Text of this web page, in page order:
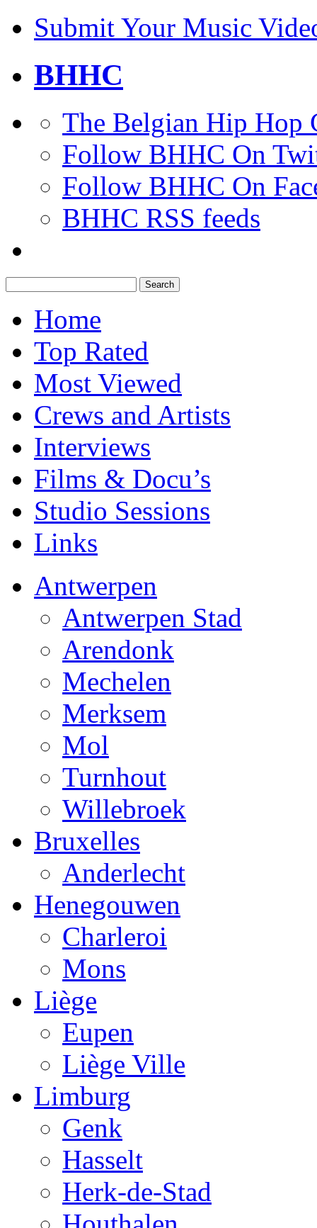
Submit Your Music
BHHC
The Belgian Hip Hop
Follow BHHC On
Follow BHHC On
BHHC RSS feeds
for:
Home
Top Rated
Most Viewed
Crews and Artists
Interviews
Films & Docu’s
Studio Sessions
Links
Antwerpen
Antwerpen Stad
Arendonk
Mechelen
Merksem
Mol
Turnhout
Willebroek
Bruxelles
Anderlecht
Henegouwen
Charleroi
Mons
Liège
Eupen
Liège Ville
Limburg
Genk
Hasselt
Herk-de-Stad